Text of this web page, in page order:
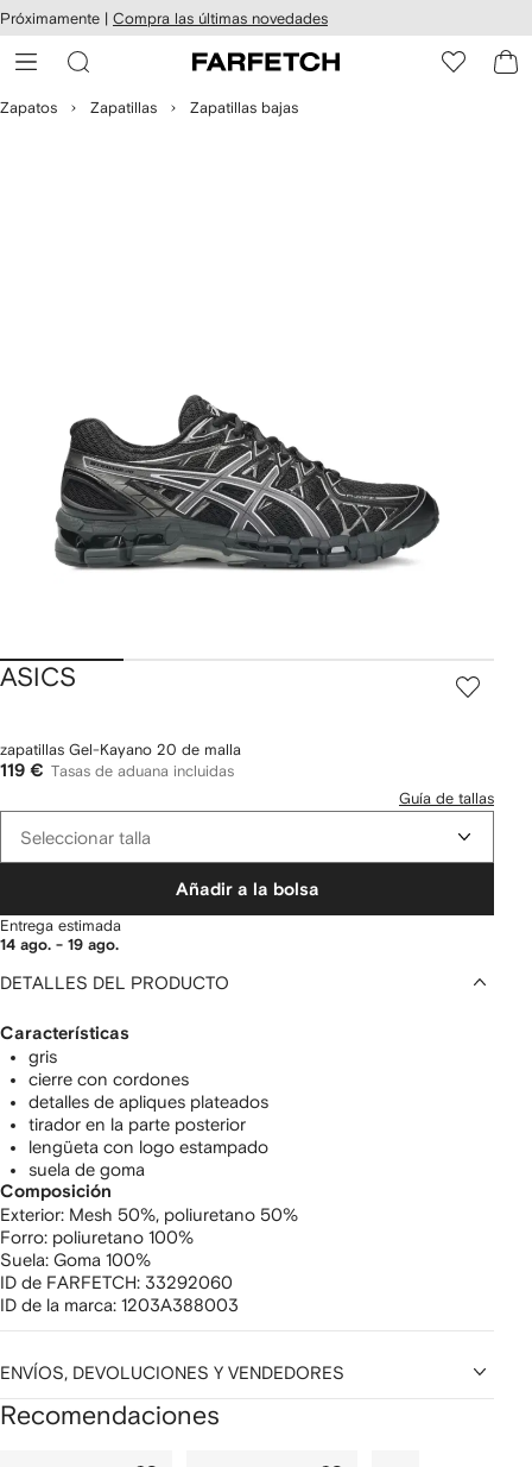
al
Próximamente | Compra las últimas novedades
Zapatos Zapatillas Zapatillas bajas
ASICS
zapatillas Gel-Kayano 20 de malla
119 € Tasas de aduana incluidas
Guía de tallas
Seleccionar talla
Añadir a la bolsa
Entrega estimada
14 ago. - 19 ago.
DETALLES DEL PRODUCTO
Características
gris
cierre con cordones
detalles de apliques plateados
tirador en la parte posterior
lengüeta con logo estampado
suela de goma
Composición
Exterior: Mesh 50%, poliuretano 50%
Forro: poliuretano 100%
Suela: Goma 100%
ID de FARFETCH: 33292060
ID de la marca: 1203A388003
ENVÍOS, DEVOLUCIONES Y VENDEDORES
Recomendaciones